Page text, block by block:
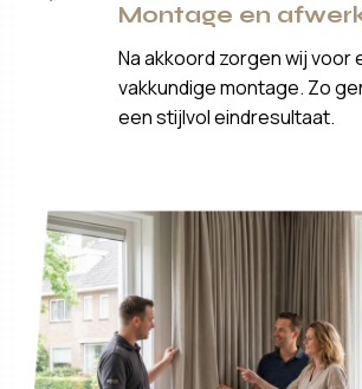
Montage en
Na akkoord zorgen wij voor
vakkundige montage. Zo
een stijlvol eindresultaat.